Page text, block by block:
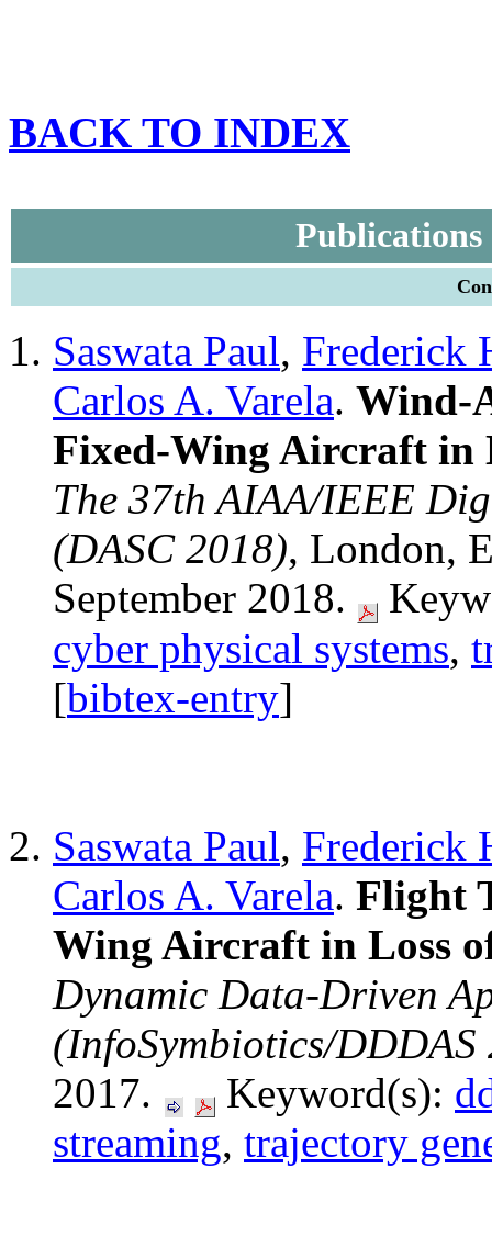
BACK TO INDEX
Saswata Paul, Frederick
Carlos A. Varela. Wind-
Fixed-Wing Aircraft in
The 37th AIAA/IEEE
(DASC 2018), London,
September 2018.
cyber physical systems,
[bibtex-entry]
Saswata Paul, Frederick
Carlos A. Varela. Flight
Wing Aircraft in Loss
Dynamic Data-Driven
(InfoSymbiotics/DDDAS
2017.
Keyword(s):
streaming, trajectory